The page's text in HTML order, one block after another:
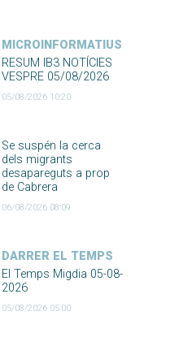
MICROINFORMATIUS
RESUM IB3 NOTÍCIES
VESPRE 05/08/2026
05/08/2026 10:20
Se suspén la cerca
dels migrants
desapareguts a prop
de Cabrera
06/08/2026 08:09
DARRER EL TEMPS
El Temps Migdia 05-08-
2026
05/08/2026 05:00